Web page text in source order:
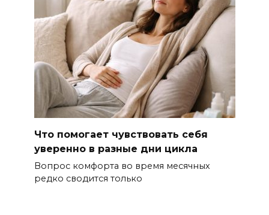
Что помогает чувствовать себя
уверенно в разные дни цикла
Вопрос комфорта во время месячных
редко сводится только